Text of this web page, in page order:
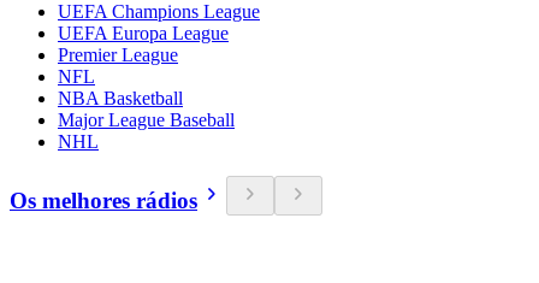
UEFA Champions League
UEFA Europa League
Premier League
NFL
NBA Basketball
Major League Baseball
NHL
Os melhores rádios